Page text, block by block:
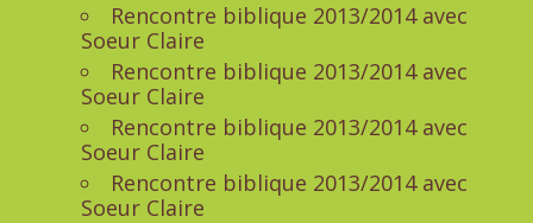
Rencontre biblique 2013/2014 avec
Soeur Claire
Rencontre biblique 2013/2014 avec
Soeur Claire
Rencontre biblique 2013/2014 avec
Soeur Claire
Rencontre biblique 2013/2014 avec
Soeur Claire